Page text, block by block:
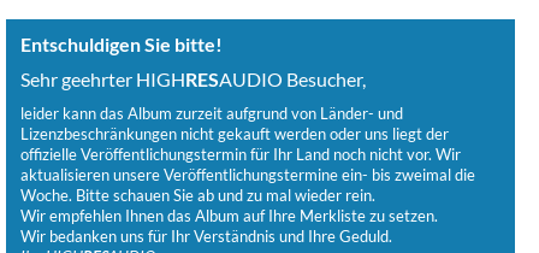
Entschuldigen Sie bitte!
Sehr geehrter HIGHRESAUDIO Besucher,
leider kann das Album zurzeit aufgrund von Länder- und
Lizenzbeschränkungen nicht gekauft werden oder uns liegt der
offizielle Veröffentlichungstermin für Ihr Land noch nicht vor. Wir
aktualisieren unsere Veröffentlichungstermine ein- bis zweimal die
Woche. Bitte schauen Sie ab und zu mal wieder rein.
Wir empfehlen Ihnen das Album auf Ihre Merkliste zu setzen.
Wir bedanken uns für Ihr Verständnis und Ihre Geduld.